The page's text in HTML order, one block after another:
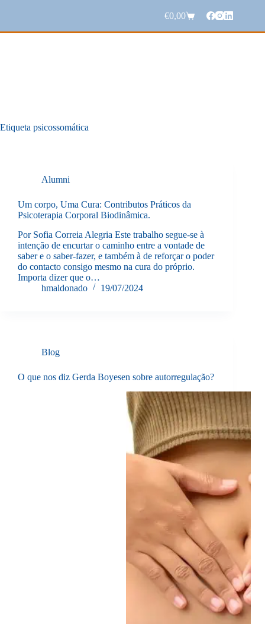
conteúdo
Carrinho
de
€0,00
Etiqueta psicossomática
Alumni
Um corpo, Uma Cura: Contributos Práticos da
Psicoterapia Corporal Biodinâmica.
Por Sofia Correia Alegria Este trabalho segue-se à
intenção de encurtar o caminho entre a vontade de
saber e o saber-fazer, e também à de reforçar o poder
do contacto consigo mesmo na cura do próprio.
Importa dizer que o…
hmaldonado
19/07/2024
Blog
O que nos diz Gerda Boyesen sobre autorregulação?